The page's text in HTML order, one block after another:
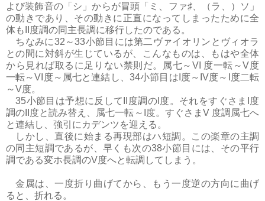
よび装飾音の「シ」からが冒頭「ミ、ファ♯、（ラ、）ソ」
の動きであり、その動きに正直になってしまったために全
体もII度調の同主長調に移行したのである。
ちなみに32～33小節目には第二ヴァイオリンとヴィオラ
との間に対斜が生じているが、こんなものは、もはや全体
から見れば取るに足りない禁則だ。属七～VI 度一転～V度
一転～VI度～属七と連結し、34小節目はI度～IV度～I度二転
～V度。
35小節目は予想に反してII度調のI度。それをすぐさまI度
調のII度と読み替え、属七一転～I度。すぐさまV 度調属七へ
と連結し、強引にカデンツを迎える。
しかし、直後に始まる再現部はハ短調。この楽章の主調
の同主短調であるが、早くも次の38小節目には、その平行
調である変ホ長調のV度へと転調してしまう。
金属は、一度折り曲げてから、もう一度逆の方向に曲げ
ると、折れる。